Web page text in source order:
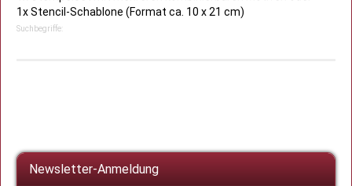
1x Stencil-Schablone (Format ca. 10 x 21 cm)
Suchbegriffe:
Newsletter-Anmeldung